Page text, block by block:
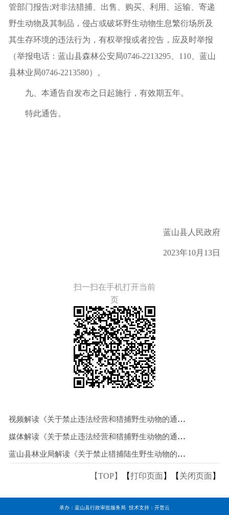
管部门报告;对非法猎捕、出售、购买、利用、运输、寄递
野生动物及其制品，侵占或破坏野生动物生息繁衍场所及
其生存环境的违法行为，有权举报或者控告，应及时举报
（举报电话： 蓝山县森林公安局0746-2213295、110、 蓝山
县林业局0746-2213580） 。
九 、本通告自发布之日起施行 ，有效期五年。
特此通告。
蓝山县人民政府
2023年10月 13日
扫一扫在手机打开当前
页
视频解读《关于禁止违法经营和猎捕野生动物的通告》
媒体解读《关于禁止违法经营和猎捕野生动物的通告》
蓝山县林业局解读《关于禁止猎捕陆生野生动物的通告》
【TOP】 【打印页面】【 关闭页面】
承办：蓝山县行政审批服务局 技术支持：开普云